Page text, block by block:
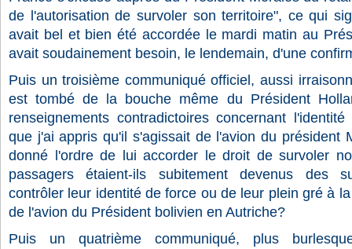
de l'autorisation de survoler son territoire", ce qui
avait bel et bien été accordée le mardi matin au
avait soudainement besoin, le lendemain, d'une
Puis un troisième communiqué officiel, aussi
est tombé de la bouche même du Président
renseignements contradictoires concernant
que j'ai appris qu'il s'agissait de l'avion du président
donné l'ordre de lui accorder le droit de survoler
passagers étaient-ils subitement devenus des
contrôler leur identité de force ou de leur plein gré à
de l'avion du Président bolivien en Autriche?
Puis un quatrième communiqué, plus